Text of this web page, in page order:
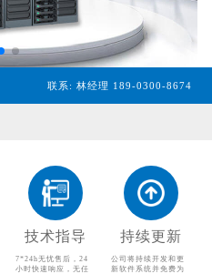
联系: 林经理 189-0300-8674
技术指导
7*24h无忧售后，24
小时快速响应，无任
持续更新
公司将持续开发和更
新软件系统并免费为